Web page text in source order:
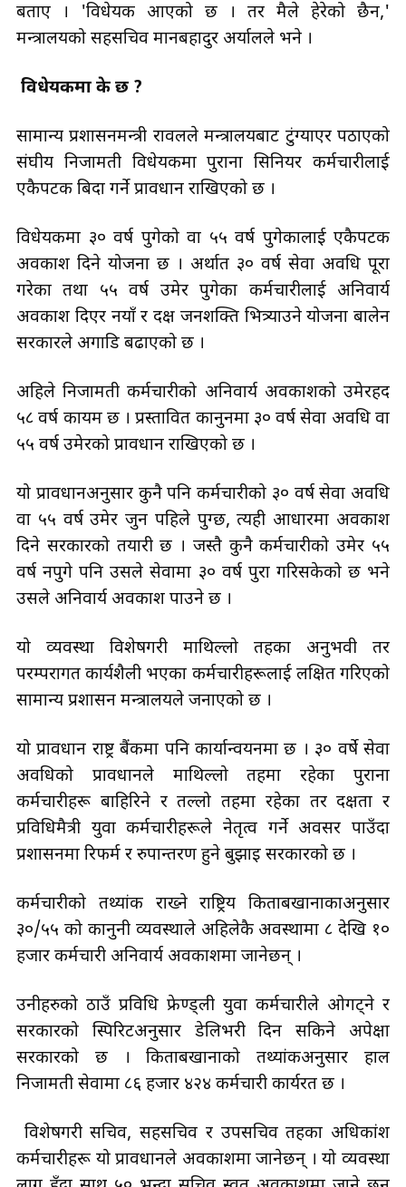
बताए । 'विधेयक आएको छ । तर मैले हेरेको छैन,'
मन्त्रालयको सहसचिव मानबहादुर अर्यालले भने ।
विधेयकमा के छ ?
सामान्य प्रशासनमन्त्री रावलले मन्त्रालयबाट टुंग्याएर पठाएको
संघीय निजामती विधेयकमा पुराना सिनियर कर्मचारीलाई
एकैपटक बिदा गर्ने प्रावधान राखिएको छ ।
विधेयकमा ३० वर्ष पुगेको वा ५५ वर्ष पुगेकालाई एकैपटक
अवकाश दिने योजना छ । अर्थात ३० वर्ष सेवा अवधि पूरा
गरेका तथा ५५ वर्ष उमेर पुगेका कर्मचारीलाई अनिवार्य
अवकाश दिएर नयाँ र दक्ष जनशक्ति भित्र्याउने योजना बालेन
सरकारले अगाडि बढाएको छ ।
अहिले निजामती कर्मचारीको अनिवार्य अवकाशको उमेरहद
५८ वर्ष कायम छ । प्रस्तावित कानुनमा ३० वर्ष सेवा अवधि वा
५५ वर्ष उमेरको प्रावधान राखिएको छ ।
यो प्रावधानअनुसार कुनै पनि कर्मचारीको ३० वर्ष सेवा अवधि
वा ५५ वर्ष उमेर जुन पहिले पुग्छ, त्यही आधारमा अवकाश
दिने सरकारको तयारी छ । जस्तै कुनै कर्मचारीको उमेर ५५
वर्ष नपुगे पनि उसले सेवामा ३० वर्ष पुरा गरिसकेको छ भने
उसले अनिवार्य अवकाश पाउने छ ।
यो व्यवस्था विशेषगरी माथिल्लो तहका अनुभवी तर
परम्परागत कार्यशैली भएका कर्मचारीहरूलाई लक्षित गरिएको
सामान्य प्रशासन मन्त्रालयले जनाएको छ ।
यो प्रावधान राष्ट्र बैंकमा पनि कार्यान्वयनमा छ । ३० वर्षे सेवा
अवधिको प्रावधानले माथिल्लो तहमा रहेका पुराना
कर्मचारीहरू बाहिरिने र तल्लो तहमा रहेका तर दक्षता र
प्रविधिमैत्री युवा कर्मचारीहरूले नेतृत्व गर्ने अवसर पाउँदा
प्रशासनमा रिफर्म र रुपान्तरण हुने बुझाइ सरकारको छ ।
कर्मचारीको तथ्यांक राख्ने राष्ट्रिय किताबखानाकाअनुसार
३०/५५ को कानुनी व्यवस्थाले अहिलेकै अवस्थामा ८ देखि १०
हजार कर्मचारी अनिवार्य अवकाशमा जानेछन् ।
उनीहरुको ठाउँ प्रविधि फ्रेण्ड्ली युवा कर्मचारीले ओगट्ने र
सरकारको स्पिरिटअनुसार डेलिभरी दिन सकिने अपेक्षा
सरकारको छ । किताबखानाको तथ्यांकअनुसार हाल
निजामती सेवामा ८६ हजार ४२४ कर्मचारी कार्यरत छ ।
विशेषगरी सचिव, सहसचिव र उपसचिव तहका अधिकांश
कर्मचारीहरू यो प्रावधानले अवकाशमा जानेछन् । यो व्यवस्था